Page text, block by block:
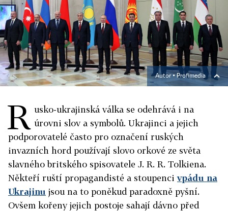
Autor ▪Profimedia
R usko-ukrajinská válka se odehrává i na
úrovni slov a symbolů. Ukrajinci a jejich
podporovatelé často pro označení ruských
invazních hord používají slovo orkové ze světa
slavného britského spisovatele J. R. R. Tolkiena.
Někteří ruští propagandisté a stoupencivpádu na
Ukrajinu jsou na to poněkud paradoxně pyšní.
Ovšem kořeny jejich postoje sahají dávno před